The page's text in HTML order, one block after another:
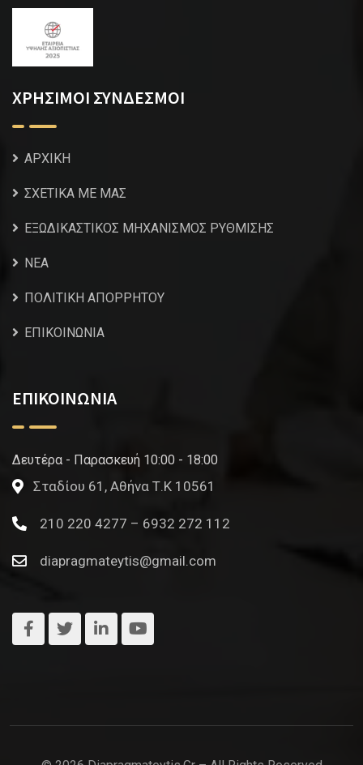
ΧΡΗΣΙΜΟΙ ΣΥΝΔΕΣΜΟΙ
ΑΡΧΙΚΗ
ΣΧΕΤΙΚΑ ΜΕ ΜΑΣ
ΕΞΩΔΙΚΑΣΤΙΚΟΣ ΜΗΧΑΝΙΣΜΟΣ ΡΥΘΜΙΣΗΣ
NEA
ΠΟΛΙΤΙΚΗ ΑΠΟΡΡΗΤΟΥ
ΕΠΙΚΟΙΝΩΝΙΑ
ΕΠΙΚΟΙΝΩΝΙΑ
Δευτέρα - Παρασκευή 10:00 - 18:00
Σταδίου 61, Αθήνα Τ.Κ 10561
210 220 4277 – 6932 272 112
diapragmateytis@gmail.com